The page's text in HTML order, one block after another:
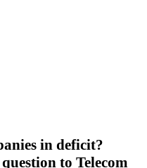
in deficit?
to Telecom